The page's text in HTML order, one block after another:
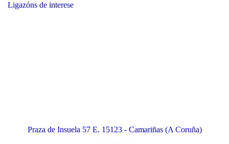
Ligazóns de interese
Praza de Insuela 57 E. 15123 - Camariñas (A Coruña)